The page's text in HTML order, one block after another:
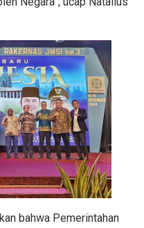
bahwa Pemerintahan